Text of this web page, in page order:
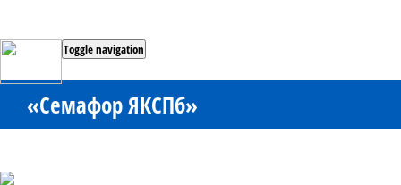
Toggle navigation
«Семафор ЯКСПб»